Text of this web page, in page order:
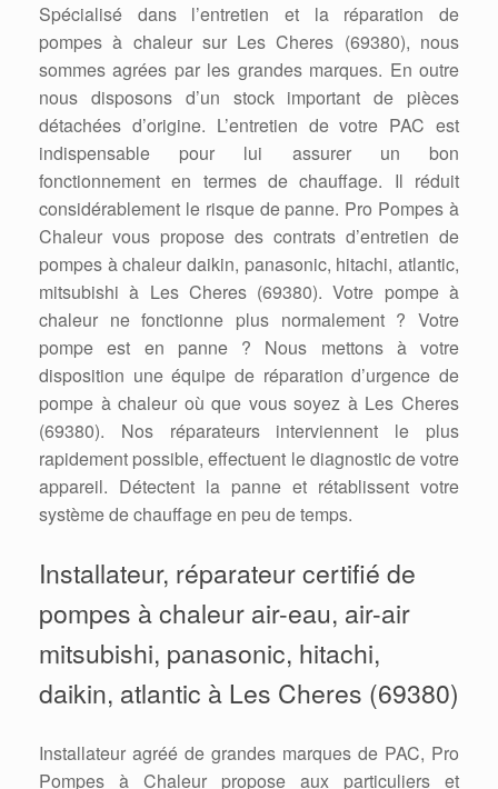
Spécialisé dans l’entretien et la réparation de
pompes à chaleur sur Les Cheres (69380), nous
sommes agrées par les grandes marques. En outre
nous disposons d’un stock important de pièces
détachées d’origine. L’entretien de votre PAC est
indispensable pour lui assurer un bon
fonctionnement en termes de chauffage. Il réduit
considérablement le risque de panne. Pro Pompes à
Chaleur vous propose des contrats d’entretien de
pompes à chaleur daikin, panasonic, hitachi, atlantic,
mitsubishi à Les Cheres (69380). Votre pompe à
chaleur ne fonctionne plus normalement ? Votre
pompe est en panne ? Nous mettons à votre
disposition une équipe de réparation d’urgence de
pompe à chaleur où que vous soyez à Les Cheres
(69380). Nos réparateurs interviennent le plus
rapidement possible, effectuent le diagnostic de votre
appareil. Détectent la panne et rétablissent votre
système de chauffage en peu de temps.
Installateur, réparateur certifié de
pompes à chaleur air-eau, air-air
mitsubishi, panasonic, hitachi,
daikin, atlantic à Les Cheres (69380)
Installateur agréé de grandes marques de PAC, Pro
Pompes à Chaleur propose aux particuliers et